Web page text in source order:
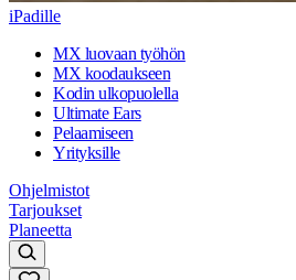
iPadille
MX luovaan työhön
MX koodaukseen
Kodin ulkopuolella
Ultimate Ears
Pelaamiseen
Yrityksille
Ohjelmistot
Tarjoukset
Planeetta